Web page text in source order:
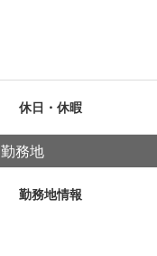
休日・休暇
勤務地
勤務地情報